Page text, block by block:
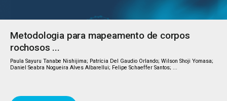
Metodologia para mapeamento de corpos
rochosos ...
Paula Sayuru Tanabe Nishijima; Patrícia Del Gaudio Orlando; Wilson Shoji Yomasa;
Daniel Seabra Nogueira Alves Albarellui; Felipe Schaeffer Santos; ...